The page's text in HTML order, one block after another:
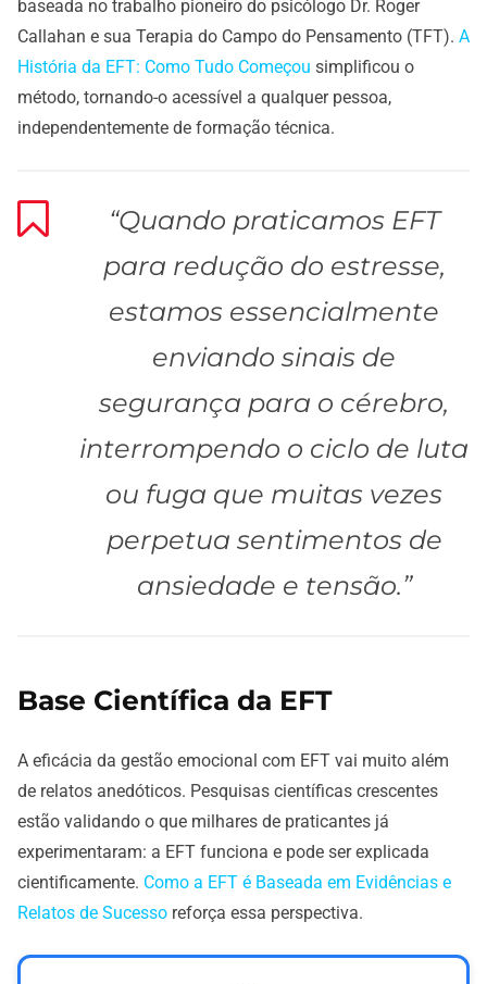
baseada no trabalho pioneiro do psicólogo Dr. Roger
Callahan e sua Terapia do Campo do Pensamento (TFT). A
História da EFT: Como Tudo Começou simplificou o
método, tornando-o acessível a qualquer pessoa,
independentemente de formação técnica.
“Quando praticamos EFT
para redução do estresse,
estamos essencialmente
enviando sinais de
segurança para o cérebro,
interrompendo o ciclo de luta
ou fuga que muitas vezes
perpetua sentimentos de
ansiedade e tensão.”
Base Científica da EFT
A eficácia da gestão emocional com EFT vai muito além
de relatos anedóticos. Pesquisas científicas crescentes
estão validando o que milhares de praticantes já
experimentaram: a EFT funciona e pode ser explicada
cientificamente. Como a EFT é Baseada em Evidências e
Relatos de Sucesso reforça essa perspectiva.